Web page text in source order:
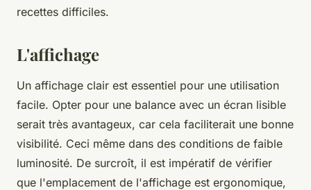
recettes difficiles.
L'affichage
Un affichage clair est essentiel pour une utilisation
facile. Opter pour une balance avec un écran lisible
serait très avantageux, car cela faciliterait une bonne
visibilité. Ceci même dans des conditions de faible
luminosité. De surcroît, il est impératif de vérifier
que l'emplacement de l'affichage est ergonomique,